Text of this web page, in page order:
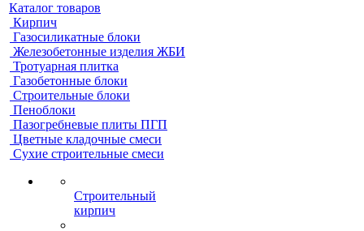
Каталог товаров
Кирпич
Газосиликатные блоки
Железобетонные изделия ЖБИ
Тротуарная плитка
Газобетонные блоки
Строительные блоки
Пеноблоки
Пазогребневые плиты ПГП
Цветные кладочные смеси
Сухие строительные смеси
Строительный
кирпич